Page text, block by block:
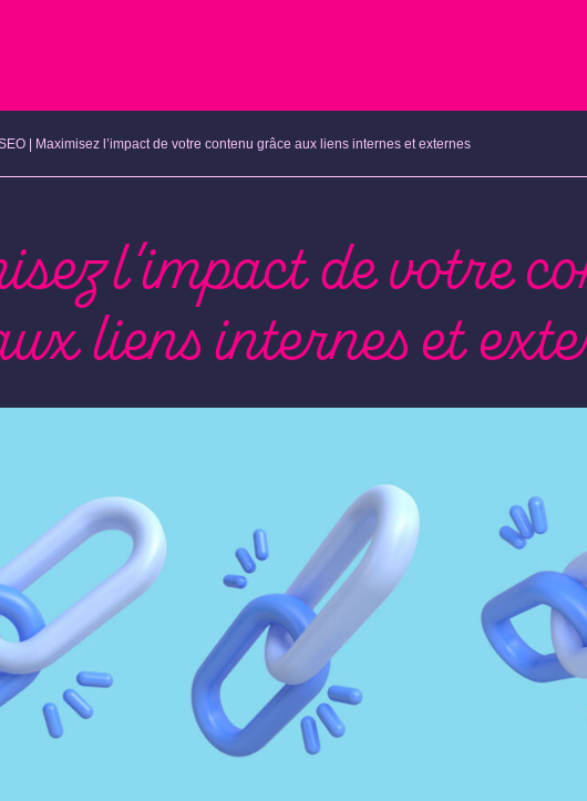
Maximisez l’impact de votre contenu grâce aux liens internes et externes
l’impact de votre
liens internes et